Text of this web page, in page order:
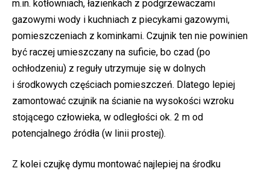
m.in. kotłowniach, łazienkach z podgrzewaczami
gazowymi wody i kuchniach z piecykami gazowymi,
pomieszczeniach z kominkami. Czujnik ten nie powinien
być raczej umieszczany na suficie, bo czad (po
ochłodzeniu) z reguły utrzymuje się w dolnych
i środkowych częściach pomieszczeń. Dlatego lepiej
zamontować czujnik na ścianie na wysokości wzroku
stojącego człowieka, w odległości ok. 2 m od
potencjalnego źródła (w linii prostej).
Z kolei czujkę dymu montować najlepiej na środku